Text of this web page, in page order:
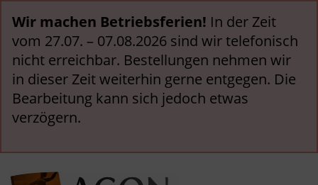
Wir machen Betriebsferien! In der Zeit
vom 27.07. – 07.08.2026 sind wir telefonisch
nicht erreichbar. Bestellungen nehmen wir
in dieser Zeit weiterhin gerne entgegen. Die
Bearbeitung kann sich jedoch etwas
verzögern.